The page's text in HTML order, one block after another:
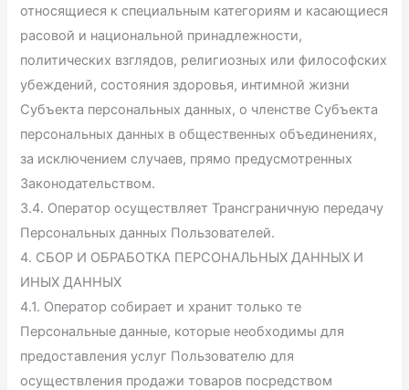
относящиеся к специальным категориям и касающиеся
расовой и национальной принадлежности,
политических взглядов, религиозных или философских
убеждений, состояния здоровья, интимной жизни
Субъекта персональных данных, о членстве Субъекта
персональных данных в общественных объединениях,
за исключением случаев, прямо предусмотренных
Законодательством.
3.4. Оператор осуществляет Трансграничную передачу
Персональных данных Пользователей.
4. СБОР И ОБРАБОТКА ПЕРСОНАЛЬНЫХ ДАННЫХ И
ИНЫХ ДАННЫХ
4.1. Оператор собирает и хранит только те
Персональные данные, которые необходимы для
предоставления услуг Пользователю для
осуществления продажи товаров посредством